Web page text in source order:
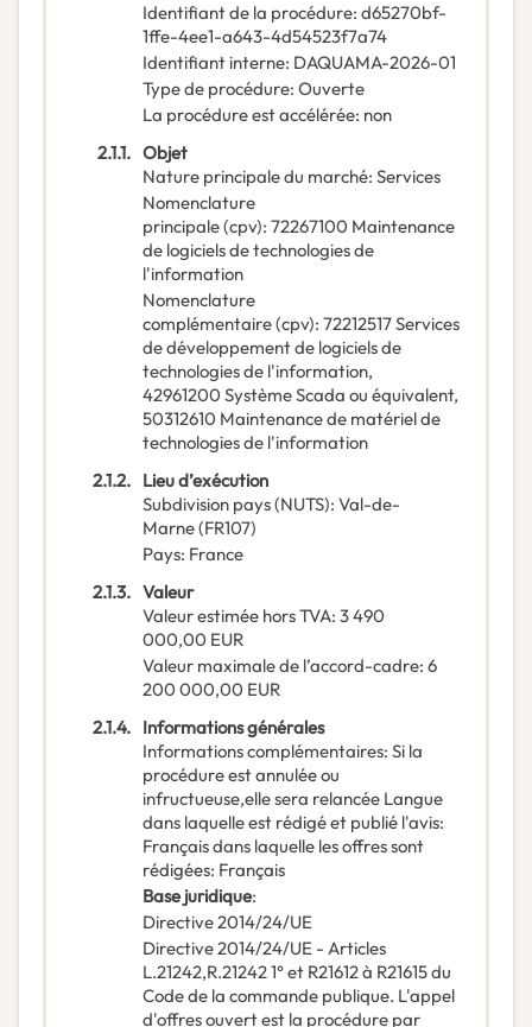
Identifiant de la procédure: d65270bf-
1ffe-4ee1-a643-4d54523f7a74
Identifiant interne: DAQUAMA-2026-01
Type de procédure: Ouverte
La procédure est accélérée: non
2.1.1. Objet
Nature principale du marché: Services
Nomenclature
principale(cpv): 72267100 Maintenance
de logiciels de technologies de
l'information
Nomenclature
complémentaire(cpv): 72212517Services
de développement de logiciels de
technologies de l'information,
42961200 Système Scada ou équivalent,
50312610 Maintenance de matériel de
technologies de l'information
2.1.2. Lieu d’exécution
Subdivision pays (NUTS): Val-de-
Marne(FR107)
Pays: France
2.1.3. Valeur
Valeur estimée hors TVA: 3 490
000,00 EUR
Valeur maximale de l’accord-cadre: 6
200 000,00 EUR
2.1.4. Informations générales
Informations complémentaires: Si la
procédure est annulée ou
infructueuse,elle sera relancée Langue
dans laquelle est rédigé et publié l'avis:
Français dans laquelle les offres sont
rédigées: Français
Base juridique:
Directive 2014/24/UE
Directive 2014/24/UE - Articles
L.21242,R.21242 1° et R21612 à R21615 du
Code de la commande publique. L'appel
d'offres ouvert est la procédure par